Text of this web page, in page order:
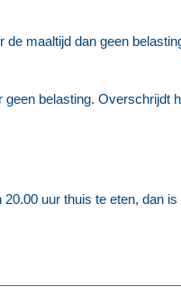
maaltijd dan geen
belasting. Overschrijdt
uur thuis te eten, dan is